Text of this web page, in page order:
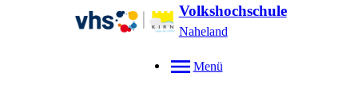
Volkshochschule
Naheland
Menü